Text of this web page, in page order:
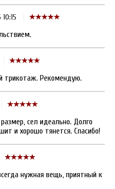
трикотаж. Рекомендую.
сел идеально. Долго
и хорошо тянется. Спасибо!
нужная вещь, приятный к